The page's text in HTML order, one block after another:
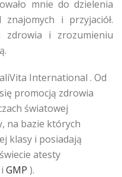
mnie do dzielenia
i przyjaciół.
zdrowia i zrozumieniu
International . Od
promocją zdrowia
światowej
na bazie których
klasy i posiadają
atesty
i GMP ).